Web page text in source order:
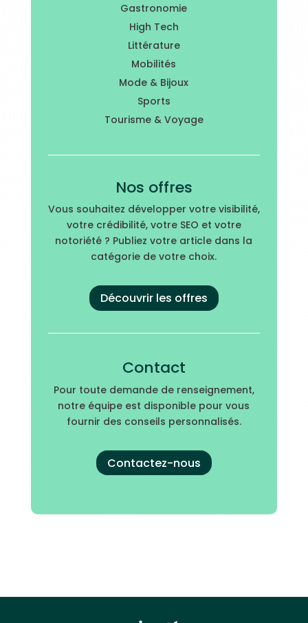
Gastronomie
High Tech
Littérature
Mobilités
Mode & Bijoux
Sports
Tourisme & Voyage
Nos offres
Vous souhaitez développer votre visibilité,
votre crédibilité, votre SEO et votre
notoriété ? Publiez votre article dans la
catégorie de votre choix.
Découvrir les offres
Contact
Pour toute demande de renseignement,
notre équipe est disponible pour vous
fournir des conseils personnalisés.
Contactez-nous